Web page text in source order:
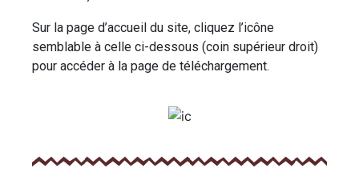
Sur la page d’accueil du site, cliquez l’icône
semblable à celle ci-dessous (coin supérieur droit)
pour accéder à la page de téléchargement.